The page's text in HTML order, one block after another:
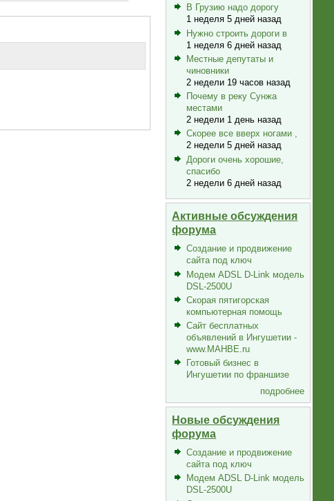
В Грузию надо дорогу
1 неделя 5 дней назад
Нужно строить дороги в
1 неделя 6 дней назад
Местные депутаты и
чиновники
2 недели 19 часов назад
Почему в реку Сунжа
местами
2 недели 1 день назад
Скорее все вверх ногами ,
2 недели 5 дней назад
Дороги очень хорошие,
спасибо
2 недели 6 дней назад
Активные обсуждения
форума
Создание и продвижение
сайта под ключ
Модем ADSL D-Link модель
DSL-2500U
Скорая пятигорская
компьютерная помощь
Сайт бесплатных
объявлений в Ингушетии -
www.MAHBE.ru
Готовый бизнес в
Ингушетии по франшизе
подробнее
Новые обсуждения
форума
Создание и продвижение
сайта под ключ
Модем ADSL D-Link модель
DSL-2500U